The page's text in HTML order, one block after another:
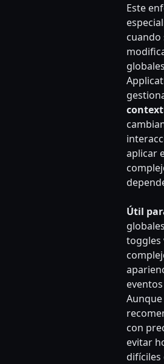
Este
cuando
aplicar
Útil
toggles
con
evitar
difíciles